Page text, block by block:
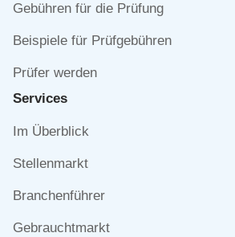
Gebühren für die Prüfung
Beispiele für Prüfgebühren
Prüfer werden
Services
Navigation
Im Überblick
Stellenmarkt
Branchenführer
Gebrauchtmarkt